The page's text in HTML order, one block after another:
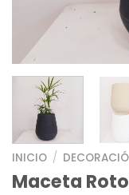
INICIO /
Maceta